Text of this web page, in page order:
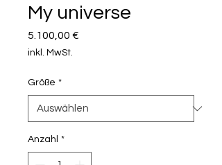
My universe
5.100,00 €
inkl. MwSt.
Größe *
Anzahl *